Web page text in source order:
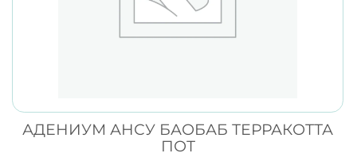
АДЕНИУМ АНСУ БАОБАБ ТЕРРАКОТТА
ПОТ